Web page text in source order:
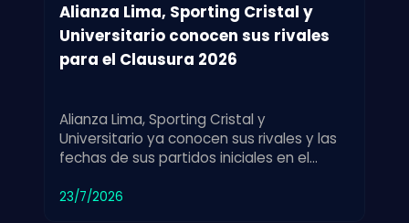
Alianza Lima, Sporting Cristal y
Universitario conocen sus rivales
para el Clausura 2026
Alianza Lima, Sporting Cristal y
Universitario ya conocen sus rivales y las
fechas de sus partidos iniciales en el
23/7/2026